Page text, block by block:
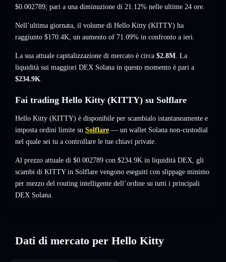
$0.002789; pari a una diminuzione di 21.12% nelle ultime 24 ore.
Nell’ultima giornata, il volume di Hello Kitty (KITTY) ha
raggiunto $170.4K, un aumento of 71.09% in confronto a ieri.
La sua attuale capitalizzazione di mercato è circa $2.8M. La
liquidità sui maggiori DEX Solana in questo momento è pari a
$234.9K.
Fai trading Hello Kitty (KITTY) su Solflare
Hello Kitty (KITTY) è disponibile per scambialo istantaneamente e
imposta ordini limite su Solflare — un wallet Solana non-custodial
nel quale sei tu a controllare le tue chiavi private.
Al prezzo attuale di $0.002789 con $234.9K in liquidità DEX, gli
scambi di KITTY in Solflare vengono eseguiti con slippage minimo
per mezzo del routing intelligente dell’ordine su tutti i principali
DEX Solana.
Dati di mercato per Hello Kitty